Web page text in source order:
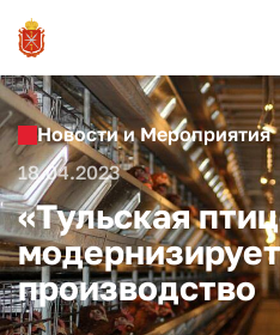
Новости и Мероприятия
18.04.2023
«Тульская
модернизирует
производство